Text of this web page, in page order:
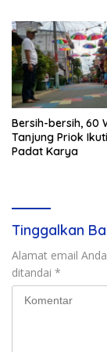
Bersih-bersih, 60
Tanjung Priok
Padat Karya
Tinggalkan
Alamat email
ditandai *